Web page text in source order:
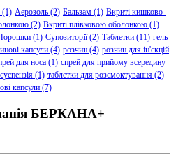
(1) Аерозоль (2) Бальзам (1) Вкриті кишково-
(2) Вкриті плівковою оболонкою (1)
(1) Супозиторії(2) Таблетки (11) гель
капсули (4) розчин (4) розчин для ін'єкцій
для носа (1) спрей для прийому всередину
суспензія (1) таблетки для розсмоктування (2)
капсули (7)
БЕРКАНА+